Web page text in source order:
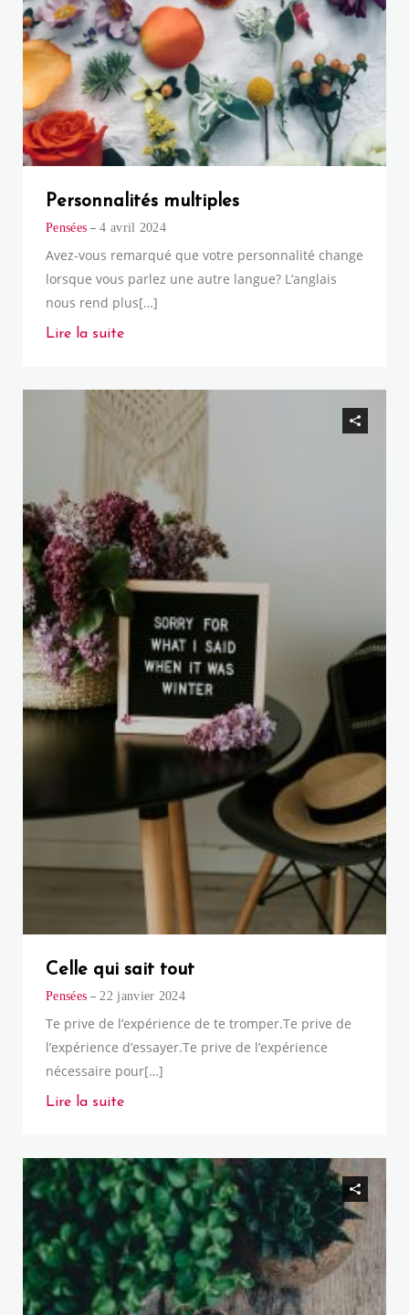
Personnalités multiples
Pensées 4 avril 2024
Avez-vous remarqué que votre personnalité change
lorsque vous parlez une autre langue? L’anglais
nous rend plus[…]
Lire la suite
Celle qui sait tout
Pensées 22 janvier 2024
Te prive de l’expérience de te tromper.Te prive de
l’expérience d’essayer.Te prive de l’expérience
nécessaire pour[…]
Lire la suite